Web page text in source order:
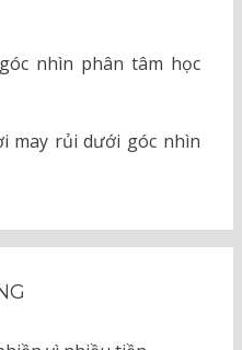
nhìn phân tâm học
may rủi dưới góc nhìn